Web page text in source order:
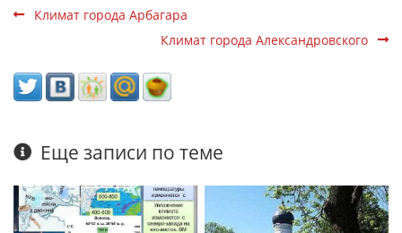
Климат города Арбагара
Климат города Александровского
Еще записи по теме